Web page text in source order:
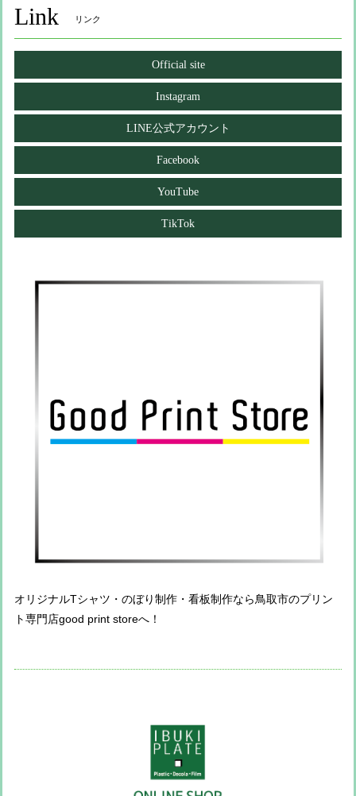
Link リンク
Official site
Instagram
LINE公式アカウント
Facebook
YouTube
TikTok
オリジナルTシャツ・のぼり制作・看板制作なら鳥取市のプリン
ト専門店good print storeへ！